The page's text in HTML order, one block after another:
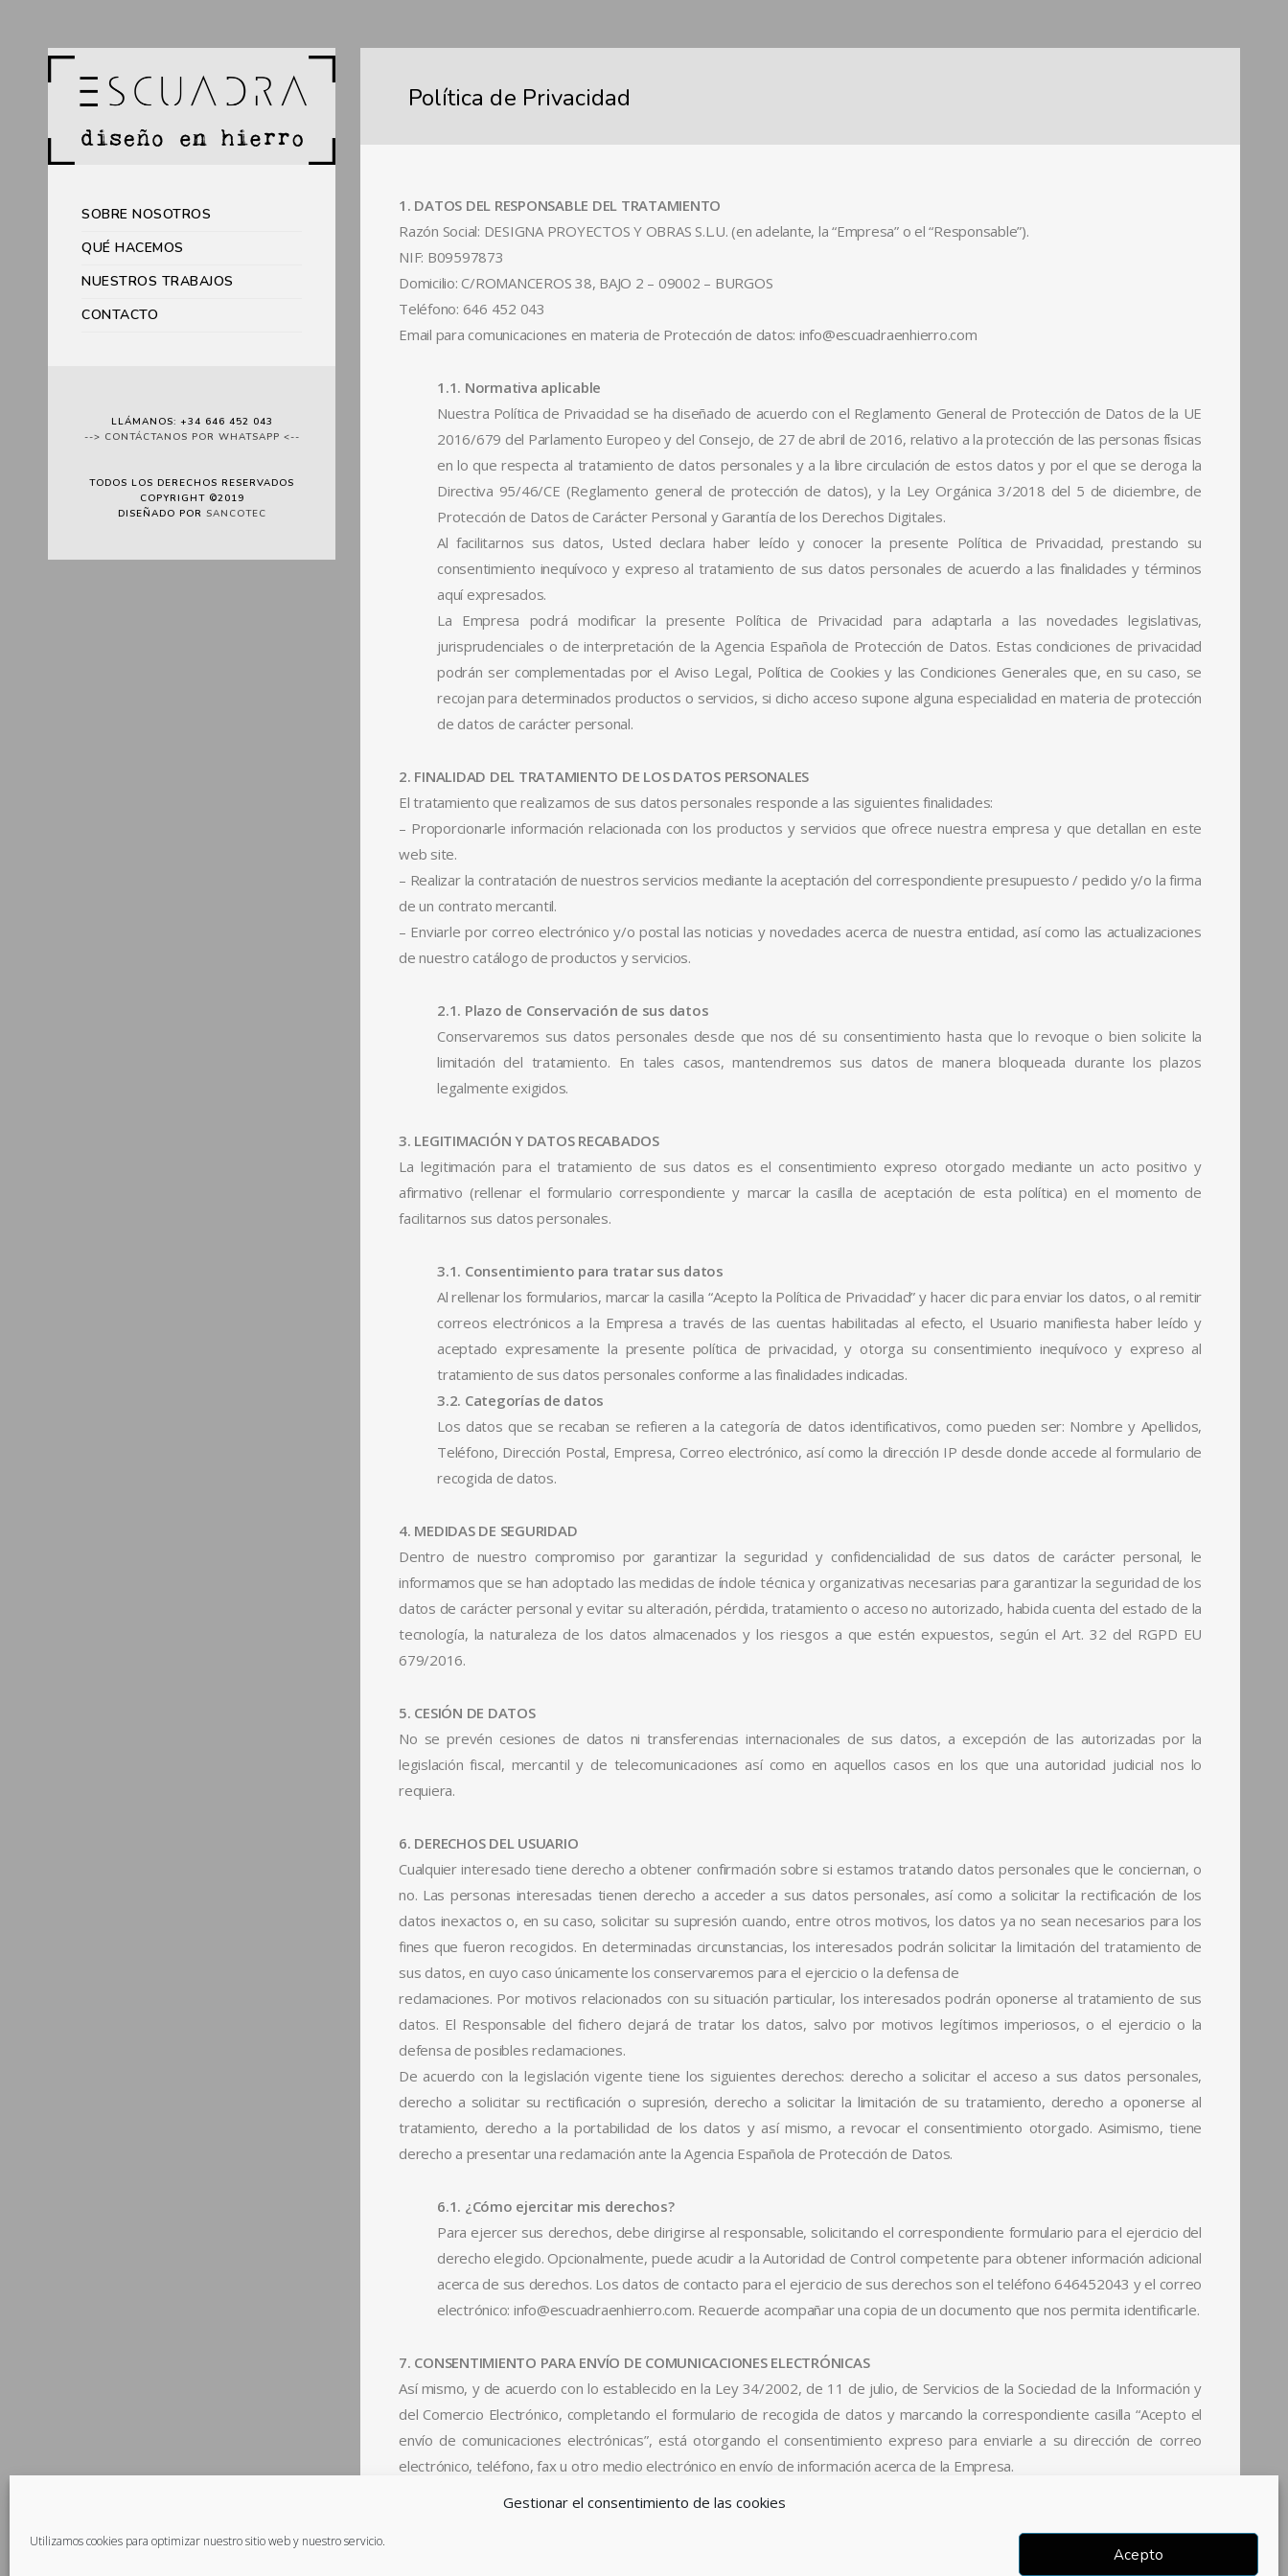
Gestionar el consentimiento de las cookies
Utilizamos cookies para optimizar nuestro sitio web y nuestro servicio.
Acepto
SOBRE NOSOTROS
QUÉ HACEMOS
NUESTROS TRABAJOS
CONTACTO
LLÁMANOS: +34 646 452 043
--> CONTÁCTANOS POR WHATSAPP <--
TODOS LOS DERECHOS RESERVADOS
COPYRIGHT ©2019
DISEÑADO POR SANCOTEC
Política de Privacidad
1. DATOS DEL RESPONSABLE DEL TRATAMIENTO
Razón Social: DESIGNA PROYECTOS Y OBRAS S.L.U. (en adelante, la “Empresa” o el “Responsable”).
NIF: B09597873
Domicilio: C/ROMANCEROS 38, BAJO 2 – 09002 – BURGOS
Teléfono: 646 452 043
Email para comunicaciones en materia de Protección de datos: info@escuadraenhierro.com
1.1. Normativa aplicable
Nuestra Política de Privacidad se ha diseñado de acuerdo con el Reglamento General de Protección de Datos de la UE
2016/679 del Parlamento Europeo y del Consejo, de 27 de abril de 2016, relativo a la protección de las personas físicas
en lo que respecta al tratamiento de datos personales y a la libre circulación de estos datos y por el que se deroga la
Directiva 95/46/CE (Reglamento general de protección de datos), y la Ley Orgánica 3/2018 del 5 de diciembre, de
Protección de Datos de Carácter Personal y Garantía de los Derechos Digitales.
Al facilitarnos sus datos, Usted declara haber leído y conocer la presente Política de Privacidad, prestando su
consentimiento inequívoco y expreso al tratamiento de sus datos personales de acuerdo a las finalidades y términos
aquí expresados.
La Empresa podrá modificar la presente Política de Privacidad para adaptarla a las novedades legislativas,
jurisprudenciales o de interpretación de la Agencia Española de Protección de Datos. Estas condiciones de privacidad
podrán ser complementadas por el Aviso Legal, Política de Cookies y las Condiciones Generales que, en su caso, se
recojan para determinados productos o servicios, si dicho acceso supone alguna especialidad en materia de protección
de datos de carácter personal.
2. FINALIDAD DEL TRATAMIENTO DE LOS DATOS PERSONALES
El tratamiento que realizamos de sus datos personales responde a las siguientes finalidades:
– Proporcionarle información relacionada con los productos y servicios que ofrece nuestra empresa y que detallan en este
web site.
– Realizar la contratación de nuestros servicios mediante la aceptación del correspondiente presupuesto / pedido y/o la firma
de un contrato mercantil.
– Enviarle por correo electrónico y/o postal las noticias y novedades acerca de nuestra entidad, así como las actualizaciones
de nuestro catálogo de productos y servicios.
2.1. Plazo de Conservación de sus datos
Conservaremos sus datos personales desde que nos dé su consentimiento hasta que lo revoque o bien solicite la
limitación del tratamiento. En tales casos, mantendremos sus datos de manera bloqueada durante los plazos
legalmente exigidos.
3. LEGITIMACIÓN Y DATOS RECABADOS
La legitimación para el tratamiento de sus datos es el consentimiento expreso otorgado mediante un acto positivo y
afirmativo (rellenar el formulario correspondiente y marcar la casilla de aceptación de esta política) en el momento de
facilitarnos sus datos personales.
3.1. Consentimiento para tratar sus datos
Al rellenar los formularios, marcar la casilla “Acepto la Política de Privacidad” y hacer clic para enviar los datos, o al remitir
correos electrónicos a la Empresa a través de las cuentas habilitadas al efecto, el Usuario manifiesta haber leído y
aceptado expresamente la presente política de privacidad, y otorga su consentimiento inequívoco y expreso al
tratamiento de sus datos personales conforme a las finalidades indicadas.
3.2. Categorías de datos
Los datos que se recaban se refieren a la categoría de datos identificativos, como pueden ser: Nombre y Apellidos,
Teléfono, Dirección Postal, Empresa, Correo electrónico, así como la dirección IP desde donde accede al formulario de
recogida de datos.
4. MEDIDAS DE SEGURIDAD
Dentro de nuestro compromiso por garantizar la seguridad y confidencialidad de sus datos de carácter personal, le
informamos que se han adoptado las medidas de índole técnica y organizativas necesarias para garantizar la seguridad de los
datos de carácter personal y evitar su alteración, pérdida, tratamiento o acceso no autorizado, habida cuenta del estado de la
tecnología, la naturaleza de los datos almacenados y los riesgos a que estén expuestos, según el Art. 32 del RGPD EU
679/2016.
5. CESIÓN DE DATOS
No se prevén cesiones de datos ni transferencias internacionales de sus datos, a excepción de las autorizadas por la
legislación fiscal, mercantil y de telecomunicaciones así como en aquellos casos en los que una autoridad judicial nos lo
requiera.
6. DERECHOS DEL USUARIO
Cualquier interesado tiene derecho a obtener confirmación sobre si estamos tratando datos personales que le conciernan, o
no. Las personas interesadas tienen derecho a acceder a sus datos personales, así como a solicitar la rectificación de los
datos inexactos o, en su caso, solicitar su supresión cuando, entre otros motivos, los datos ya no sean necesarios para los
fines que fueron recogidos. En determinadas circunstancias, los interesados podrán solicitar la limitación del tratamiento de
sus datos, en cuyo caso únicamente los conservaremos para el ejercicio o la defensa de
reclamaciones. Por motivos relacionados con su situación particular, los interesados podrán oponerse al tratamiento de sus
datos. El Responsable del fichero dejará de tratar los datos, salvo por motivos legítimos imperiosos, o el ejercicio o la
defensa de posibles reclamaciones.
De acuerdo con la legislación vigente tiene los siguientes derechos: derecho a solicitar el acceso a sus datos personales,
derecho a solicitar su rectificación o supresión, derecho a solicitar la limitación de su tratamiento, derecho a oponerse al
tratamiento, derecho a la portabilidad de los datos y así mismo, a revocar el consentimiento otorgado. Asimismo, tiene
derecho a presentar una reclamación ante la Agencia Española de Protección de Datos.
6.1. ¿Cómo ejercitar mis derechos?
Para ejercer sus derechos, debe dirigirse al responsable, solicitando el correspondiente formulario para el ejercicio del
derecho elegido. Opcionalmente, puede acudir a la Autoridad de Control competente para obtener información adicional
acerca de sus derechos. Los datos de contacto para el ejercicio de sus derechos son el teléfono 646452043 y el correo
electrónico: info@escuadraenhierro.com. Recuerde acompañar una copia de un documento que nos permita identificarle.
7. CONSENTIMIENTO PARA ENVÍO DE COMUNICACIONES ELECTRÓNICAS
Así mismo, y de acuerdo con lo establecido en la Ley 34/2002, de 11 de julio, de Servicios de la Sociedad de la Información y
del Comercio Electrónico, completando el formulario de recogida de datos y marcando la correspondiente casilla “Acepto el
envío de comunicaciones electrónicas”, está otorgando el consentimiento expreso para enviarle a su dirección de correo
electrónico, teléfono, fax u otro medio electrónico en envío de información acerca de la Empresa.